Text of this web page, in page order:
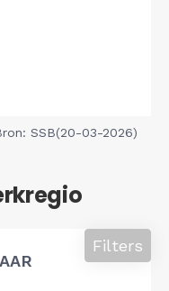
SSB(20-03-2026)
Filters